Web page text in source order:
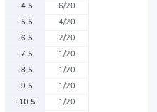
-4.5
6/20
-5.5
4/20
-6.5
2/20
-7.5
1/20
-8.5
1/20
-9.5
1/20
-10.5
1/20